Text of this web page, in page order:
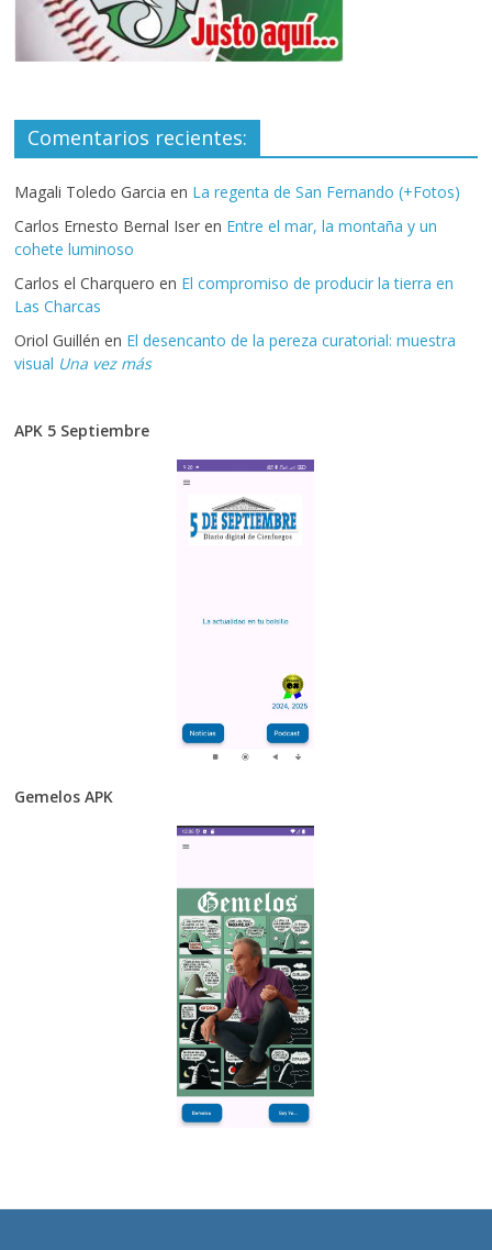
Comentarios recientes:
Magali Toledo Garcia en La regenta de San Fernando (+Fotos)
Carlos Ernesto Bernal Iser en Entre el mar, la montaña y un
cohete luminoso
Carlos el Charquero en El compromiso de producir la tierra en
Las Charcas
Oriol Guillén en El desencanto de la pereza curatorial: muestra
visual Una vez más
APK 5 Septiembre
Gemelos APK